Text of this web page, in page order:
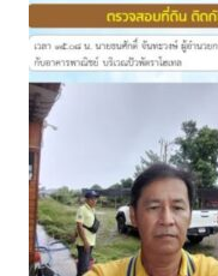
กองสาธารณสุขฯ
การเปิดเผยข้อมูลข่าวส
assessment ITA2023
ข้อกำหนดการใช้งาน
ข้อมูลประชากร